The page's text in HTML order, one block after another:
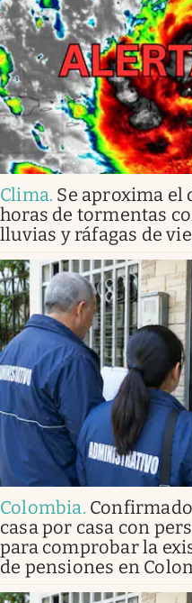
Clima. Se aproxima el
horas de tormentas
lluvias y ráfagas de
Colombia.
casa por casa con
para comprobar la
de pensiones en